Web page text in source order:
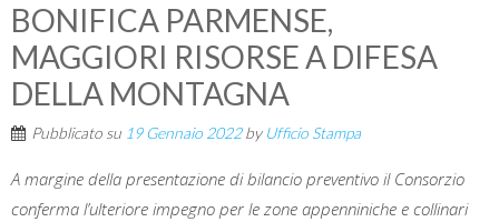
BONIFICA PARMENSE,
MAGGIORI RISORSE A DIFESA
DELLA MONTAGNA
Pubblicato su 19 Gennaio 2022by Ufficio Stampa
A margine della presentazione di bilancio preventivo il Consorzio
conferma l’ulteriore impegno per le zone appenniniche e collinari